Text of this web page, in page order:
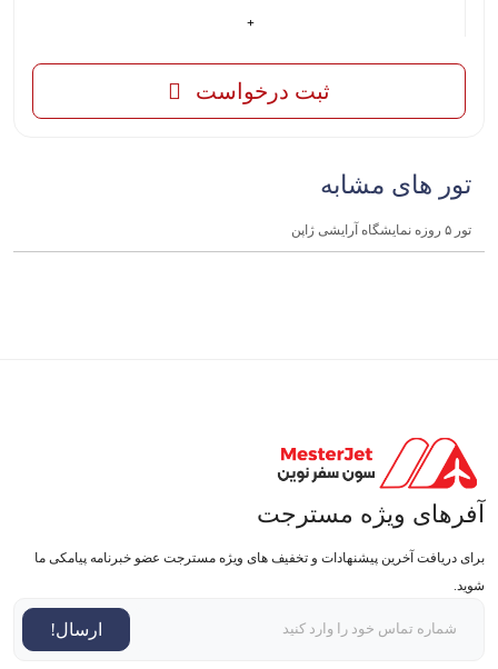
ثبت درخواست
تور های مشابه
تور ۵ روزه نمایشگاه آرایشی ژاپن
آفرهای ویژه مسترجت
برای دریافت آخرین پیشنهادات و تخفیف های ویژه مسترجت عضو خبرنامه پیامکی ما
شوید.
ارسال!